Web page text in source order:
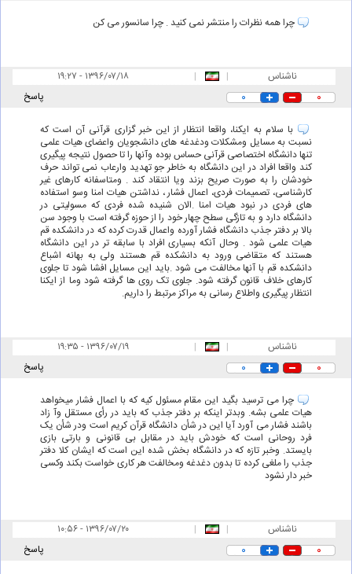
چرا همه نظرات را منتشر نمی کنید . چرا سانسور می کن
ناشناس |
| ۱۹:۲۷ - ۱۳۹۶/۰۷/۱۸
۰ ۰ پاسخ
با سلام به ایکنا، واقعا انتظار از این خبر گزاری قرآنی آن است که
نسبت به مسایل ومشکلات ودغدغه های دانشجویان واعضای هیات علمی
تنها دانشگاه اختصاصی قرآنی حساس بوده وآنها را تا حصول نتیجه پیگیری
کند واقعا افراد در این دانشگاه به خاطر جو تهدید وارعاب نمی تواند حرف
خودشان را به صورت صریح بزند ویا انتقاد کند . ومتاسفانه کارهای غیر
کارشناسی، تصمیمات فردی، اعمال فشار ، نداشتن هیات امنا وسو استفاده
های فردی در نبود هیات امنا .الان شنیده شده فردی که مسولیتی در
دانشگاه دارد و به تازگی سطح چهار خود را از حوزه گرفته است با وجود سن
بالا بر دفتر جذب دانشگاه فشار آورده واعمال قدرت کرده که در دانشکده قم
هیات علمی شود . وحال آنکه بسیاری افراد با سابقه تر در این دانشگاه
هستند که متقاضی ورود به دانشکده قم هستند ولی به بهانه اشباع
دانشکده قم با آنها مخالفت می شود .باید این مسایل افشا شود تا جلوی
کارهای خلاف قانون گرفته شود. جلوی تک روی ها گرفته شود وما از ایکنا
انتظار پیگیری واطلاع رسانی به مراکز مرتبط را داریم.
ناشناس |
| ۱۹:۳۵ - ۱۳۹۶/۰۷/۱۹
۰ ۰ پاسخ
چرا می ترسید بگید این مقام مسئول کیه که با اعمال فشار میخواهد
هیات علمی بشه. وبدتر اینکه بر دفتر جذب که باید در رأی مستقل وآ زاد
باشند فشار می آورد آیا این در شأن دانشگاه قرآن کریم است ودر شأن یک
فرد روحانی است که خودش باید در مقابل بی قانونی و بارتی بازی
بایستد. وخبر تازه که در دانشگاه بخش شده این است که ایشان کلا دفتر
جذب را ملغی کرده تا بدون دغدغه ومخالفت هر کاری خواست بکند وکسی
خبر دار نشود
ناشناس |
| ۱۰:۵۶ - ۱۳۹۶/۰۷/۲۰
۰ ۰ پاسخ